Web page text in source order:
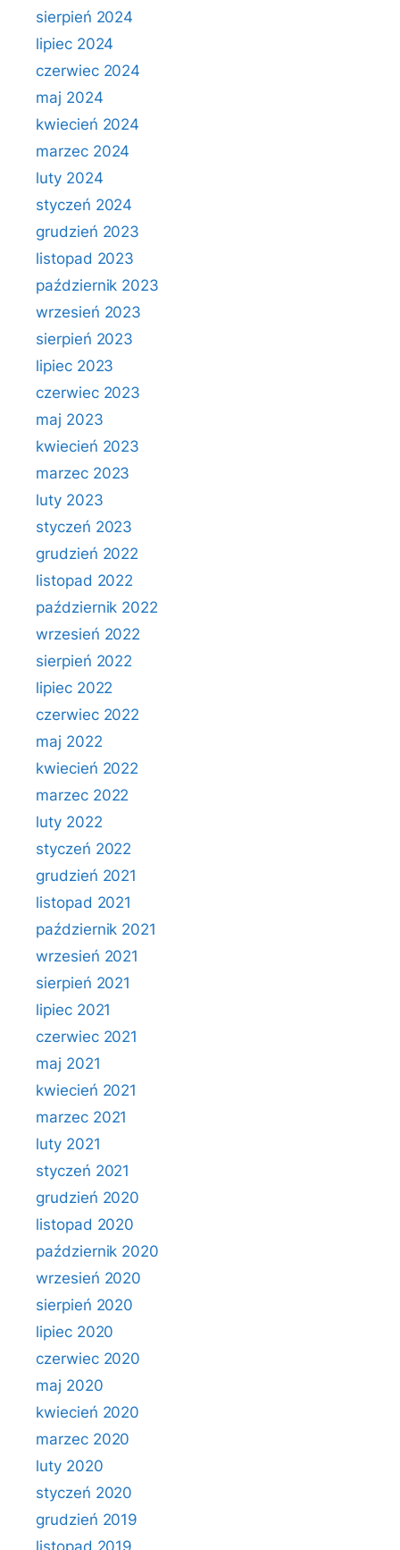
sierpień 2024
lipiec 2024
czerwiec 2024
maj 2024
kwiecień 2024
marzec 2024
luty 2024
styczeń 2024
grudzień 2023
listopad 2023
październik 2023
wrzesień 2023
sierpień 2023
lipiec 2023
czerwiec 2023
maj 2023
kwiecień 2023
marzec 2023
luty 2023
styczeń 2023
grudzień 2022
listopad 2022
październik 2022
wrzesień 2022
sierpień 2022
lipiec 2022
czerwiec 2022
maj 2022
kwiecień 2022
marzec 2022
luty 2022
styczeń 2022
grudzień 2021
listopad 2021
październik 2021
wrzesień 2021
sierpień 2021
lipiec 2021
czerwiec 2021
maj 2021
kwiecień 2021
marzec 2021
luty 2021
styczeń 2021
grudzień 2020
listopad 2020
październik 2020
wrzesień 2020
sierpień 2020
lipiec 2020
czerwiec 2020
maj 2020
kwiecień 2020
marzec 2020
luty 2020
styczeń 2020
grudzień 2019
listopad 2019